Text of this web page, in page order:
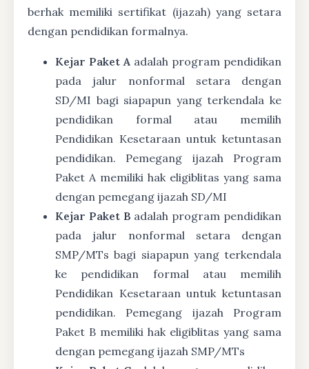
berhak memiliki sertifikat (ijazah) yang setara
dengan pendidikan formalnya.
Kejar Paket A adalah program pendidikan
pada jalur nonformal setara dengan
SD/MI bagi siapapun yang terkendala ke
pendidikan formal atau memilih
Pendidikan Kesetaraan untuk ketuntasan
pendidikan. Pemegang ijazah Program
Paket A memiliki hak eligiblitas yang sama
dengan pemegang ijazah SD/MI
Kejar Paket B adalah program pendidikan
pada jalur nonformal setara dengan
SMP/MTs bagi siapapun yang terkendala
ke pendidikan formal atau memilih
Pendidikan Kesetaraan untuk ketuntasan
pendidikan. Pemegang ijazah Program
Paket B memiliki hak eligiblitas yang sama
dengan pemegang ijazah SMP/MTs